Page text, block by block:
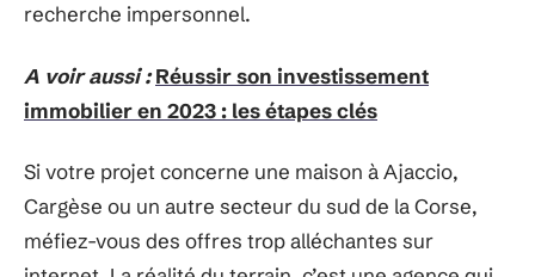
recherche impersonnel.
A voir aussi : Réussir son investissement
immobilier en 2023 : les étapes clés
Si votre projet concerne une maison à Ajaccio,
Cargèse ou un autre secteur du sud de la Corse,
méfiez-vous des offres trop alléchantes sur